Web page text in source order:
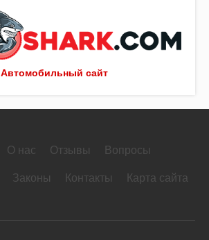
Автомобильный сайт
О нас Отзывы Вопросы
Законы Контакты Карта сайта